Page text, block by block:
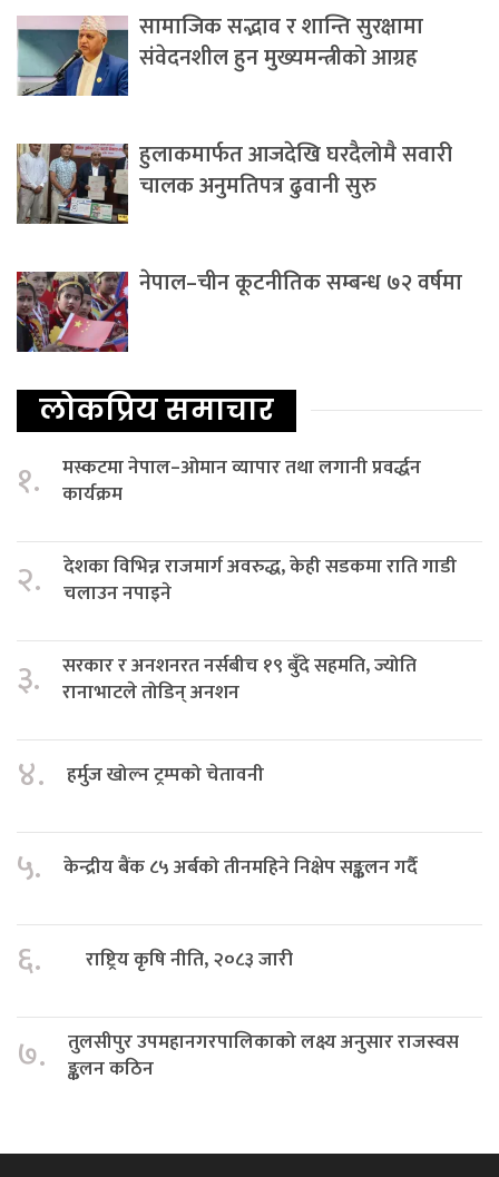
सामाजिक सद्भाव र शान्ति सुरक्षामा
संवेदनशील हुन मुख्यमन्त्रीको आग्रह
हुलाकमार्फत आजदेखि घरदैलोमै सवारी
चालक अनुमतिपत्र ढुवानी सुरु
नेपाल–चीन कूटनीतिक सम्बन्ध ७२ वर्षमा
लोकप्रिय समाचार
१.
मस्कटमा नेपाल–ओमान व्यापार तथा लगानी प्रवर्द्धन
कार्यक्रम
२.
देशका विभिन्न राजमार्ग अवरुद्ध, केही सडकमा राति गाडी
चलाउन नपाइने
३.
सरकार र अनशनरत नर्सबीच १९ बुँदे सहमति, ज्योति
रानाभाटले तोडिन् अनशन
४. हर्मुज खोल्न ट्रम्पको चेतावनी
५. केन्द्रीय बैंक ८५ अर्बको तीनमहिने निक्षेप सङ्कलन गर्दै
६. राष्ट्रिय कृषि नीति, २०८३ जारी
७.
तुलसीपुर उपमहानगरपालिकाको लक्ष्य अनुसार राजस्वस
ङ्कलन कठिन